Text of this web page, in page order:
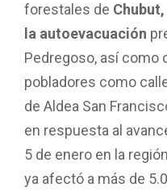
forestales de
la autoevacuación
Pedregoso, así como
pobladores como
de Aldea San
en respuesta al
5 de enero en la
ya afectó a más de